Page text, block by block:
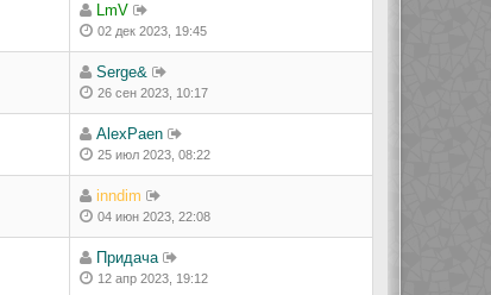
LmV
02 дек 2023, 19:45
Serge&
26 сен 2023, 10:17
AlexPaen
25 июл 2023, 08:22
inndim
04 июн 2023, 22:08
Придача
12 апр 2023, 19:12